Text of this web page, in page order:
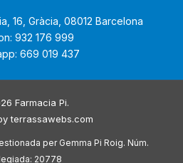
16, Gràcia, 08012 Barcelona
932 176 999
669 019 437
Farmacia Pi.
terrassawebs.com
per Gemma Pi Roig. Núm.
20778